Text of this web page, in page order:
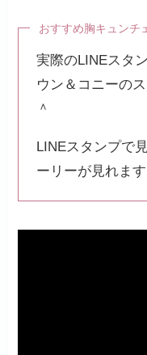
おすすめ胸キュンチ
実際のLINEスタ
ウン＆コニーの
＾
LINEスタンプで
ーリーが見れま